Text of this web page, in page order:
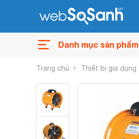
Danh mục sản phẩm
Trang chủ Thiết bị gia dụng